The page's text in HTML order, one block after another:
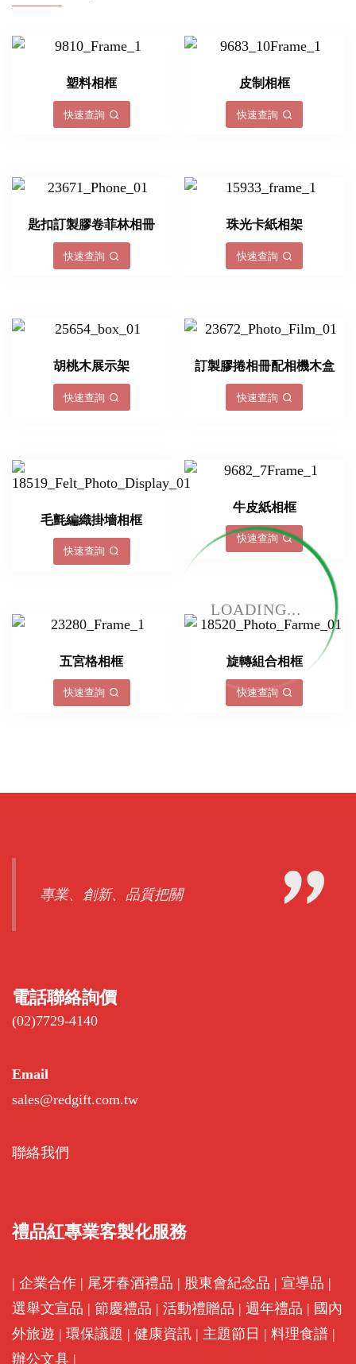
LOADING...
塑料相框
快速查詢
皮制相框
快速查詢
匙扣訂製膠卷菲林相冊
快速查詢
珠光卡紙相架
快速查詢
胡桃木展示架
快速查詢
訂製膠捲相冊配相機木盒
快速查詢
毛氈編織掛墻相框
快速查詢
牛皮紙相框
快速查詢
五宮格相框
快速查詢
旋轉組合相框
快速查詢
專業、創新、品質把關
電話聯絡詢價
(02)7729-4140
Email
sales@redgift.com.tw
聯絡我們
禮品紅專業客製化服務
| 企業合作 | 尾牙春酒禮品 | 股東會紀念品 | 宣導品 |
選舉文宣品 | 節慶禮品 | 活動禮贈品 | 週年禮品 | 國內
外旅遊 | 環保議題 | 健康資訊 | 主題節日 | 料理食譜 |
辦公文具 |